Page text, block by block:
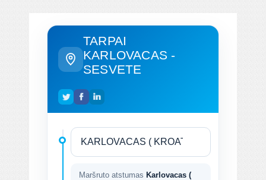
TARPAI
KARLOVACAS -
SESVETE
Maršruto atstumas Karlovacas (